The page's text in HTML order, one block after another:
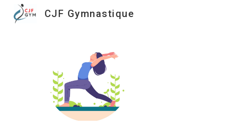
CJF Gymnastique